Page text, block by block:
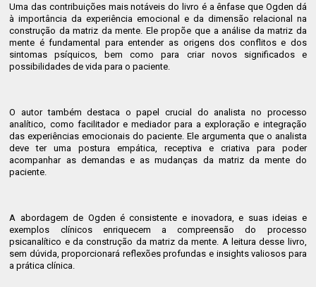
Uma das contribuições mais notáveis do livro é a ênfase que Ogden dá
à importância da experiência emocional e da dimensão relacional na
construção da matriz da mente. Ele propõe que a análise da matriz da
mente é fundamental para entender as origens dos conflitos e dos
sintomas psíquicos, bem como para criar novos significados e
possibilidades de vida para o paciente.
O autor também destaca o papel crucial do analista no processo
analítico, como facilitador e mediador para a exploração e integração
das experiências emocionais do paciente. Ele argumenta que o analista
deve ter uma postura empática, receptiva e criativa para poder
acompanhar as demandas e as mudanças da matriz da mente do
paciente.
A abordagem de Ogden é consistente e inovadora, e suas ideias e
exemplos clínicos enriquecem a compreensão do processo
psicanalítico e da construção da matriz da mente. A leitura desse livro,
sem dúvida, proporcionará reflexões profundas e insights valiosos para
a prática clínica.